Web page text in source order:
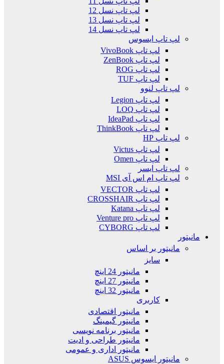
لپ تاپ نسل 12
لپ تاپ نسل 13
لپ تاپ نسل 14
لپ تاپ ایسوس
لپ تاپ VivoBook
لپ تاپ ZenBook
لپ تاپ ROG
لپ تاپ TUF
لپ تاپ لنوو
لپ تاپ Legion
لپ تاپ LOQ
لپ تاپ IdeaPad
لپ تاپ ThinkBook
لپ تاپ HP
لپ تاپ Victus
لپ تاپ Omen
لپ تاپ ایسر
لپ تاپ ام اس آی MSI
لپ تاپ VECTOR
لپ تاپ CROSSHAIR
لپ تاپ Katana
لپ تاپ Venture pro
لپ تاپ CYBORG
مانیتور
مانیتور بر اساس
سایز
مانیتور 24 اینچ
مانیتور 27 اینچ
مانیتور 32 اینچ
کاربری
مانیتور اقتصادی
مانیتور گیمینگ
مانیتور برنامه نویسی
مانیتور طراحی و ادیت
مانیتور اداری و عمومی
مانیتور ایسوس ASUS